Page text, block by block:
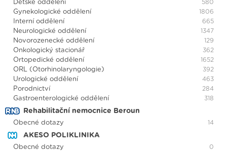
Dětské oddělení 580
Gynekologické oddělení 1806
Interní oddělení 665
Neurologické oddělení 1347
Novorozenecké oddělení 129
Onkologický stacionář 362
Ortopedické oddělení 1652
ORL (Otorhinolaryngologie) 392
Urologické oddělení 463
Porodnictví 284
Gastroenterologické oddělení 318
Rehabilitační nemocnice Beroun
Obecné dotazy 14
AKESO POLIKLINIKA
Obecné dotazy 0